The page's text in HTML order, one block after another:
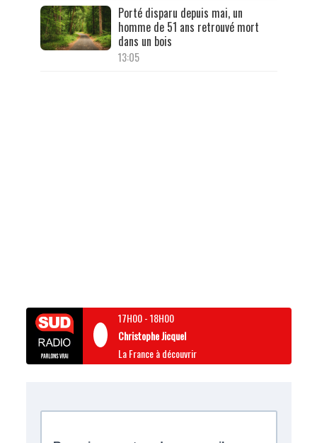
Porté disparu depuis mai, un
homme de 51 ans retrouvé mort
dans un bois
13:05
17H00-18H00
Christophe Jicquel
La France à découvrir